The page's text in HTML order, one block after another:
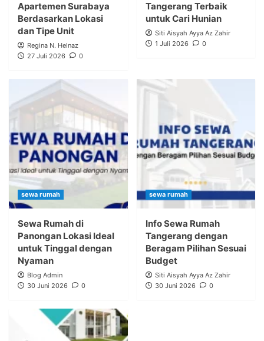
Apartemen Surabaya
Berdasarkan Lokasi
dan Tipe Unit
Regina N. Helnaz
27 Juli 2026
0
Tangerang Terbaik
untuk Cari Hunian
Siti Aisyah Ayya Az Zahir
1 Juli 2026
0
sewa rumah
Sewa Rumah di
Panongan Lokasi Ideal
untuk Tinggal dengan
Nyaman
Blog Admin
30 Juni 2026
0
sewa rumah
Info Sewa Rumah
Tangerang dengan
Beragam Pilihan Sesuai
Budget
Siti Aisyah Ayya Az Zahir
30 Juni 2026
0